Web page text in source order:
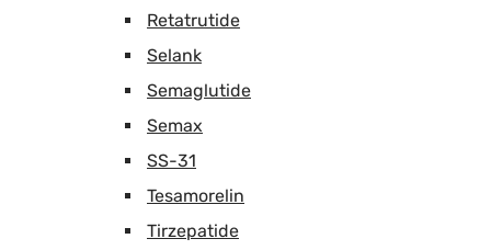
Retatrutide
Selank
Semaglutide
Semax
SS-31
Tesamorelin
Tirzepatide